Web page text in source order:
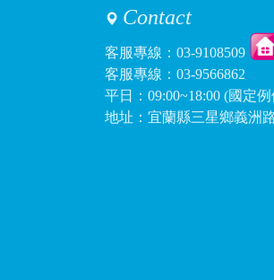
訪客：
詢
內容：
如
回覆：
Contact
客服專線： 03-9108509
客服專線： 03-9566862
平日：09:00~18:00 (國定
地址：宜蘭縣三星鄉義洲